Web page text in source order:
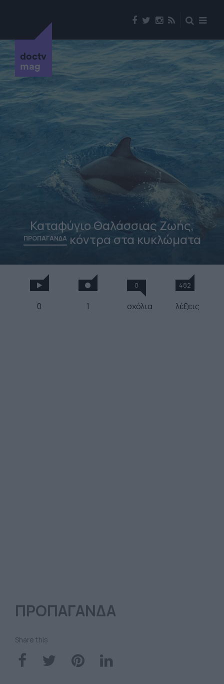
doctv
mag
Καταφύγιο Θαλάσσιας Ζωής,
ΠΡΟΠΑΓΑΝΔΑκόντρα στα κυκλώματα
0 1
0
σχόλια
482
λέξεις
ΠΡΟΠΑΓΑΝΔΑ
Share this